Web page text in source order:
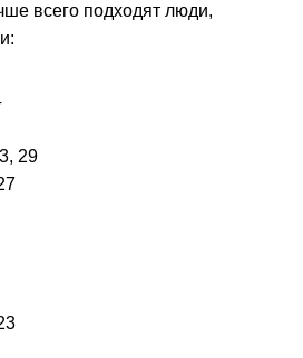
всего подходят люди,
29